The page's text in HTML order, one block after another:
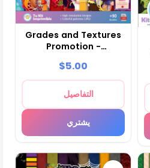
Grades and Textures
Promotion -
Kits
$5.00
التفاصيل
يشتري